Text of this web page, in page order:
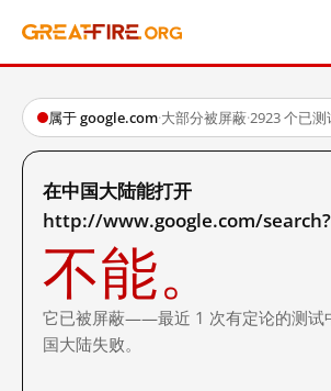
属于 google.com·大部分被屏蔽·2923 个已测
在中国大陆能打开
http://www.google.com/
不能。
它已被屏蔽——最近 1 次有定论的测试
国大陆失败。